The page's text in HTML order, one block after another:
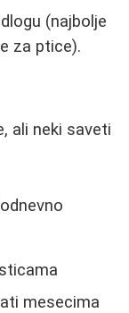
(najbolje
za ptice).
ali neki saveti
mesecima